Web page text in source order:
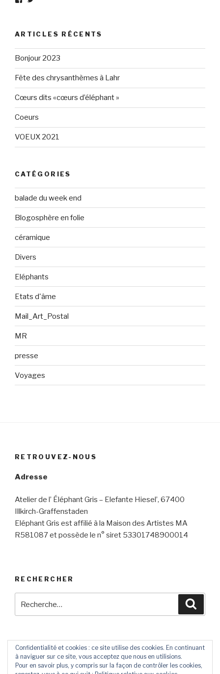
Eléphant-
Gris-
160596147294205
sur
Facebook
elephantgris
sur
Twitter
ARTICLES RÉCENTS
Bonjour 2023
Fête des chrysanthèmes à Lahr
Cœurs dits «cœurs d’éléphant »
Coeurs
VOEUX 2021
CATÉGORIES
balade du week end
Blogosphère en folie
céramique
Divers
Eléphants
Etats d'âme
Mail_Art_Postal
MR
presse
Voyages
RETROUVEZ-NOUS
Adresse
Atelier de l’ Éléphant Gris – Elefante Hiesel’, 67400
Illkirch-Graffenstaden
Eléphant Gris est affilié à la Maison des Artistes MA
R581087 et possède le n° siret 53301748900014
RECHERCHER
pour
ContactLivre
D’Or
Confidentialité et cookies : ce site utilise des cookies. En continuant
à naviguer sur ce site, vous acceptez que nous en utilisions.
Pour en savoir plus, y compris sur la façon de contrôler les cookies,